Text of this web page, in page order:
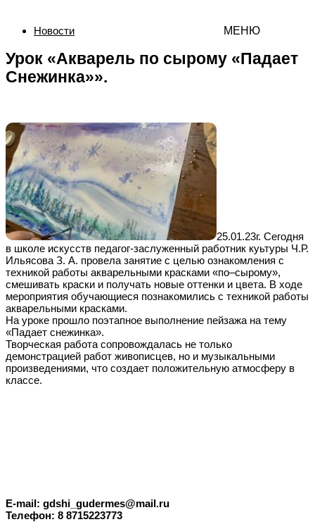
МЕНЮ
Новости
Урок «Акварель по сырому «Падает
Снежинка»».
25.01.23г. Сегодня
в школе искусств педагог-заслуженный работник куьтуры Ч.Р.
Ильясова З. А. провела занятие с целью ознакомления с
техникой работы акварельными красками «по–сырому»,
смешивать краски и получать новые оттенки и цвета. В ходе
мероприятия обучающиеся познакомились с техникой работы
акварельными красками.
На уроке прошло поэтапное выполнение пейзажа на тему
«Падает снежинка».
Творческая работа сопровождалась не только
демонстрацией работ живописцев, но и музыкальными
произведениями, что создает положительную атмосферу в
классе.
E-mail: gdshi_gudermes@mail.ru
Телефон: 8 8715223773